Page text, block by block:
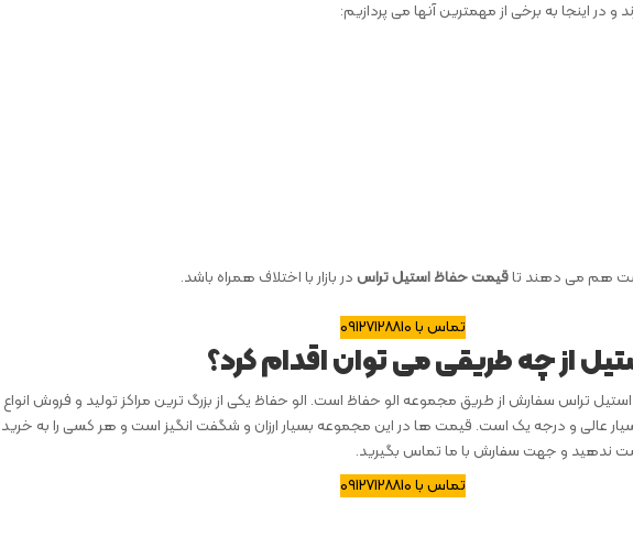
اینجا به برخی از مهمترین آنها می پردازیم:
هم می دهند تاقیمت حفاظ استیل تراسدر بازار با اختلاف همراه باشد.
تماس با 09127128810
از چه طریقی می توان اقدام کرد؟
تراس سفارش از طریق مجموعه الو حفاظ است. الو حفاظ یکی از بزرگ ترین مراکز تولید و فروش انواع
عالی و درجه یک است. قیمت ها در این مجموعه بسیار ارزان و شگفت انگیز است و هر کسی را به خرید
ندهید و جهت سفارش با ما تماس بگیرید.
تماس با 09127128810